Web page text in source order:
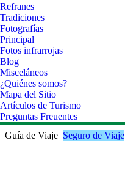
Refranes
Tradiciones
Fotografías
Principal
Fotos infrarrojas
Blog
Misceláneos
¿Quiénes somos?
Mapa del Sitio
Artículos de Turismo
Preguntas Freuentes
Guía de Viaje Seguro de Viaje